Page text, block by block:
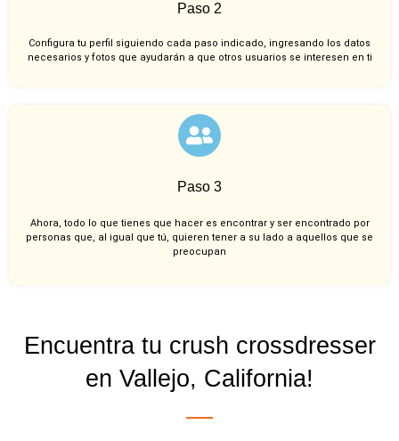
Paso 2
Configura tu perfil siguiendo cada paso indicado, ingresando los datos
necesarios y fotos que ayudarán a que otros usuarios se interesen en ti
Paso 3
Ahora, todo lo que tienes que hacer es encontrar y ser encontrado por
personas que, al igual que tú, quieren tener a su lado a aquellos que se
preocupan
Encuentra tu crush crossdresser
en Vallejo, California!